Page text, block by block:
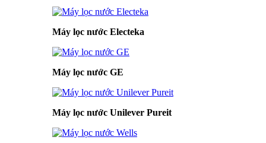
Máy lọc nước Electeka
Máy lọc nước GE
Máy lọc nước Unilever Pureit